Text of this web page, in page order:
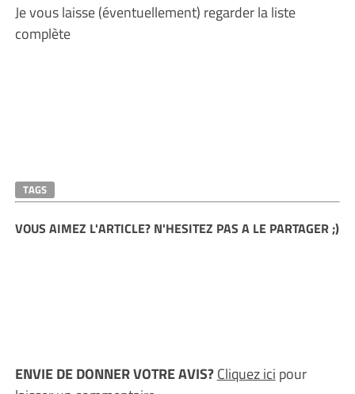
Je vous laisse (éventuellement) regarder la liste
complète
TAGS
VOUS AIMEZ L'ARTICLE? N'HESITEZ PAS A LE PARTAGER ;)
ENVIE DE DONNER VOTRE AVIS?Cliquez ici pour